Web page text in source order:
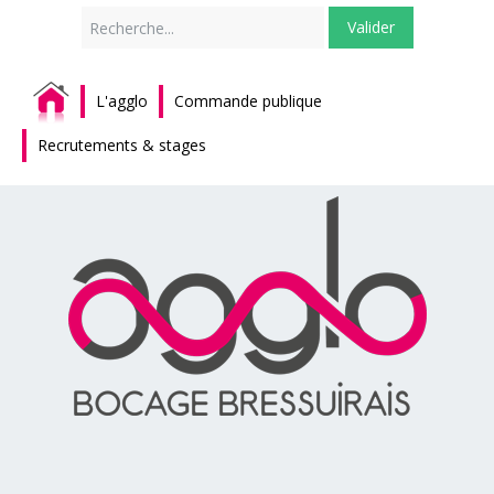
Valider
L'agglo Commande publique
Recrutements & stages